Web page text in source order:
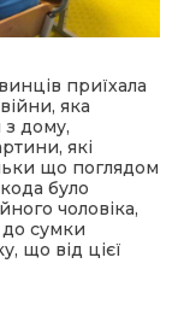
приїхала
яка
з дому,
які
що поглядом
було
чоловіка,
до сумки
що від цієї